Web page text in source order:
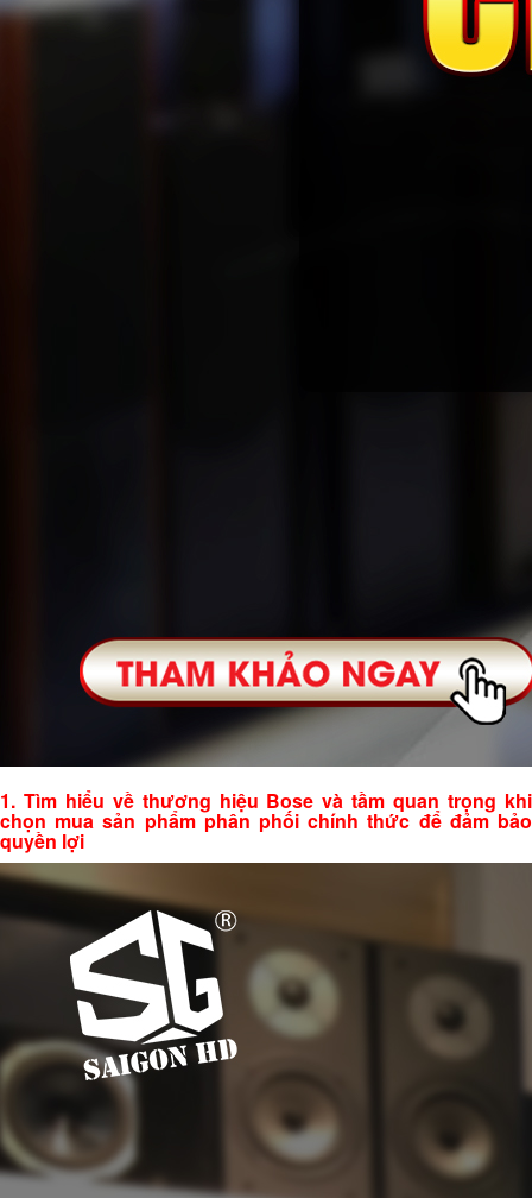
1. Tìm hiểu về thương hiệu Bose và tầm quan trọng khi
chọn mua sản phẩm phân phối chính thức để đảm bảo
quyền lợi